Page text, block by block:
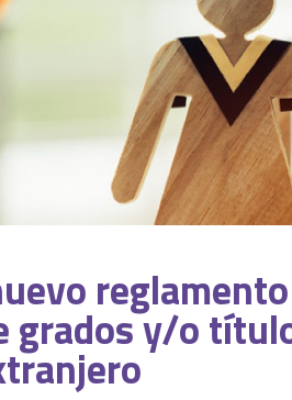
grados y/o